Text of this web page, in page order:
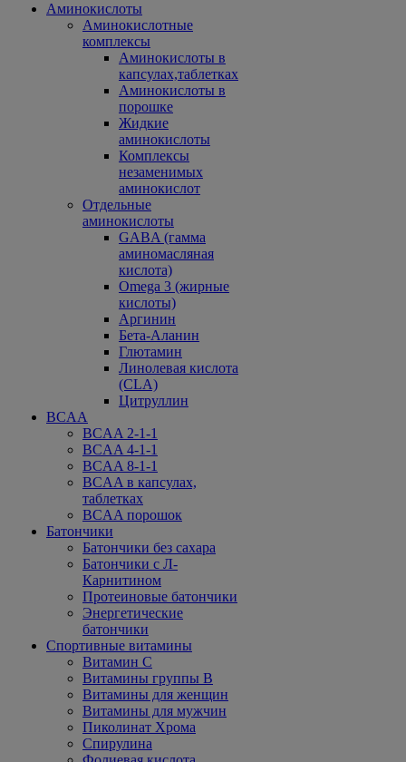
Аминокислоты
Аминокислотные
комплексы
Аминокислоты в
капсулах,таблетках
Аминокислоты в
порошке
Жидкие
аминокислоты
Комплексы
незаменимых
аминокислот
Отдельные
аминокислоты
GABA (гамма
аминомасляная
кислота)
Omega 3 (жирные
кислоты)
Аргинин
Бета-Аланин
Глютамин
Линолевая кислота
(CLA)
Цитруллин
BCAA
BCAA 2-1-1
BCAA 4-1-1
BCAA 8-1-1
BCAA в капсулах,
таблетках
BCAA порошок
Батончики
Батончики без сахара
Батончики с Л-
Карнитином
Протеиновые батончики
Энергетические
батончики
Спортивные витамины
Витамин С
Витамины группы В
Витамины для женщин
Витамины для мужчин
Пиколинат Хрома
Спирулина